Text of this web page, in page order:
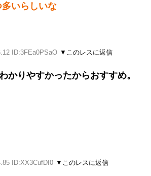
いらしいな
ID:3FEa0PSaO ▼このレスに返信
かりやすかったからおすすめ。
ID:XX3CufDI0 ▼このレスに返信